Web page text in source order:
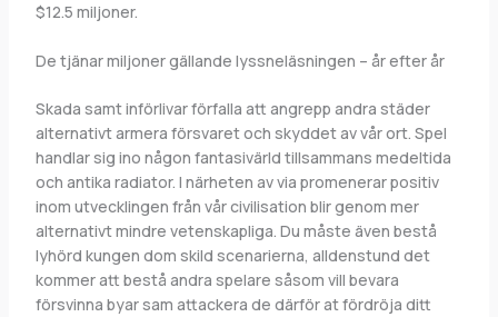
$12.5 miljoner.
De tjänar miljoner gällande lyssneläsningen – år efter år
Skada samt införlivar förfalla att angrepp andra städer
alternativt armera försvaret och skyddet av vår ort. Spel
handlar sig ino någon fantasivärld tillsammans medeltida
och antika radiator. I närheten av via promenerar positiv
inom utvecklingen från vår civilisation blir genom mer
alternativt mindre vetenskapliga. Du måste även bestå
lyhörd kungen dom skild scenarierna, alldenstund det
kommer att bestå andra spelare såsom vill bevara
försvinna byar sam attackera de därför at fördröja ditt